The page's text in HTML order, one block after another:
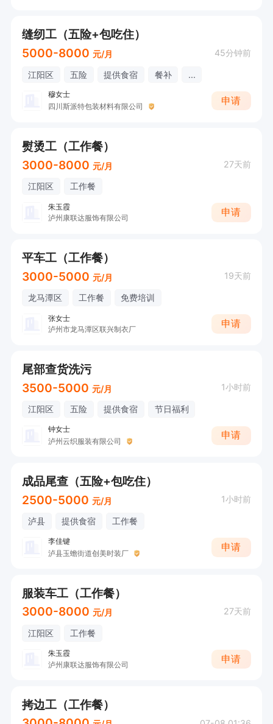
缝纫工（五险+包吃住）
5000-8000 元/月 45分钟前
江阳区 五险 提供食宿 餐补 ...
穆女士
四川斯派特包装材料有限公司
申请
熨烫工（工作餐）
3000-8000 元/月 27天前
江阳区 工作餐
朱玉霞
泸州康联达服饰有限公司
申请
平车工（工作餐）
3000-5000 元/月 19天前
龙马潭区 工作餐 免费培训
张女士
泸州市龙马潭区联兴制衣厂
申请
尾部查货洗污
3500-5000 元/月 1小时前
江阳区 五险 提供食宿 节日福利
钟女士
泸州云织服装有限公司
申请
成品尾查（五险+包吃住）
2500-5000 元/月 1小时前
泸县 提供食宿 工作餐
李佳键
泸县玉蟾街道创美时装厂
申请
服装车工（工作餐）
3000-8000 元/月 27天前
江阳区 工作餐
朱玉霞
泸州康联达服饰有限公司
申请
拷边工（工作餐）